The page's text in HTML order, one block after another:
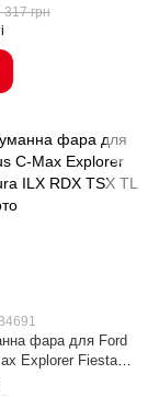
317 грн
фара для Ford
Explorer Fiesta
TSX TL